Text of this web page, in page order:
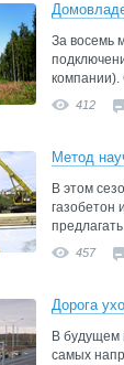
За восемь
компании).
412
Метод
В этом
газобетон
457
Дорога
В будущем
самых